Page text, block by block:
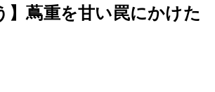
】蔦重を甘い罠にかけ